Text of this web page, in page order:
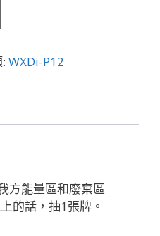
WXDi-P12
方能量區和廢棄區
的話，抽1張牌。